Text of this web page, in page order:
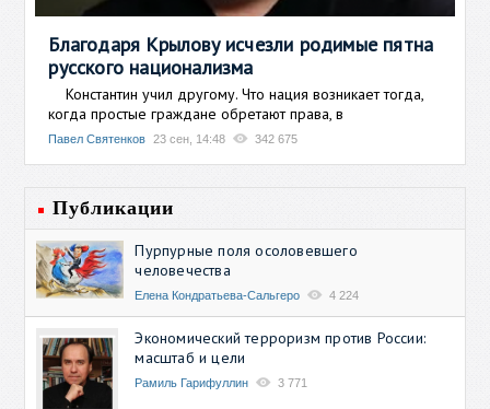
Благодаря Крылову исчезли родимые пятна
русского национализма
Константин учил другому. Что нация возникает тогда,
когда простые граждане обретают права, в
Павел Святенков 23 сен, 14:48 342 675
Публикации
Пурпурные поля осоловевшего
человечества
Елена Кондратьева-Сальгеро 4 224
Экономический терроризм против России:
масштаб и цели
Рамиль Гарифуллин 3 771